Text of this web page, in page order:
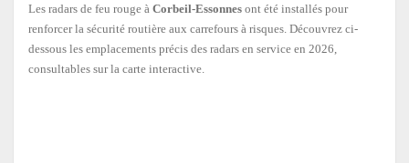
Les radars de feu rouge à Corbeil-Essonnes ont été installés pour
renforcer la sécurité routière aux carrefours à risques. Découvrez ci-
dessous les emplacements précis des radars en service en 2026,
consultables sur la carte interactive.